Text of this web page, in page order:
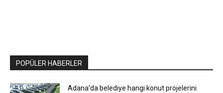
POPÜLER HABERLER
Adana’da belediye hangi konut projelerini